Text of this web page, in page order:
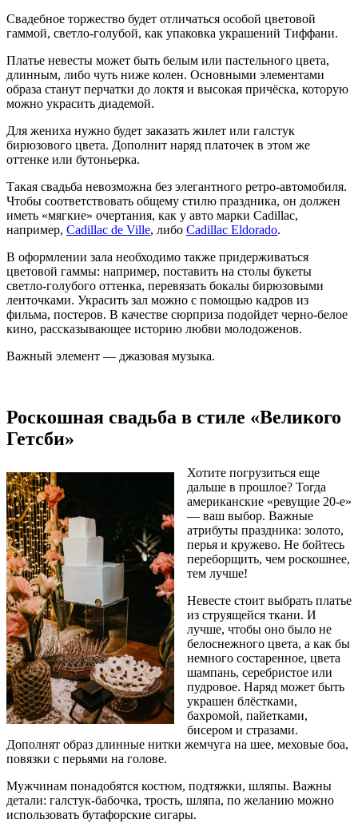
Свадебное торжество будет отличаться особой цветовой
гаммой, светло-голубой, как упаковка украшений Тиффани.
Платье невесты может быть белым или пастельного цвета,
длинным, либо чуть ниже колен. Основными элементами
образа станут перчатки до локтя и высокая причёска, которую
можно украсить диадемой.
Для жениха нужно будет заказать жилет или галстук
бирюзового цвета. Дополнит наряд платочек в этом же
оттенке или бутоньерка.
Такая свадьба невозможна без элегантного ретро-автомобиля.
Чтобы соответствовать общему стилю праздника, он должен
иметь «мягкие» очертания, как у авто марки Cadillac,
например, Cadillac de Ville, либо Cadillac Eldorado.
В оформлении зала необходимо также придерживаться
цветовой гаммы: например, поставить на столы букеты
светло-голубого оттенка, перевязать бокалы бирюзовыми
ленточками. Украсить зал можно с помощью кадров из
фильма, постеров. В качестве сюрприза подойдет черно-белое
кино, рассказывающее историю любви молодоженов.
Важный элемент — джазовая музыка.
Роскошная свадьба в стиле «Великого
Гетсби»
Хотите погрузиться еще
дальше в прошлое? Тогда
американские «ревущие 20-е»
— ваш выбор. Важные
атрибуты праздника: золото,
перья и кружево. Не бойтесь
переборщить, чем роскошнее,
тем лучше!
Невесте стоит выбрать платье
из струящейся ткани. И
лучше, чтобы оно было не
белоснежного цвета, а как бы
немного состаренное, цвета
шампань, серебристое или
пудровое. Наряд может быть
украшен блёстками,
бахромой, пайетками,
бисером и стразами.
Дополнят образ длинные нитки жемчуга на шее, меховые боа,
повязки с перьями на голове.
Мужчинам понадобятся костюм, подтяжки, шляпы. Важны
детали: галстук-бабочка, трость, шляпа, по желанию можно
использовать бутафорские сигары.